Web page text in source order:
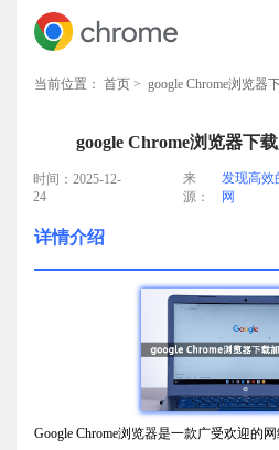
当前位置： 首页 > google Chrome浏览器
google Chrome浏览器下
时间：2025-12-
24
来
源：
发现高效
网
详情介绍
Google Chrome浏览器是一款广受欢迎的